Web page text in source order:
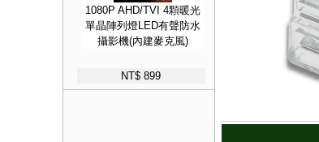
1080P AHD/TVI 4顆暖光
單晶陣列燈LED有聲防水
攝影機(內建麥克風)
NT$ 899